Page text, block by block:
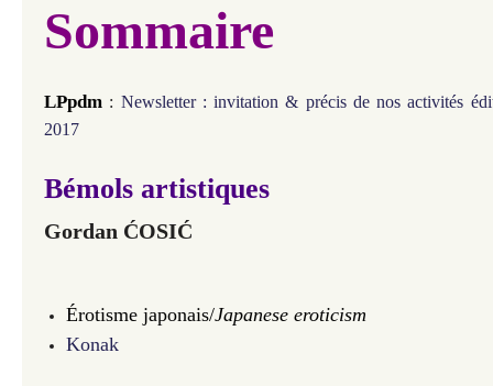
Sommaire
LPpdm : Newsletter : invitation & précis de nos activités
2017
Bémols artistiques
Gordan ĆOSIĆ
Érotisme japonais/Japanese eroticism
Konak